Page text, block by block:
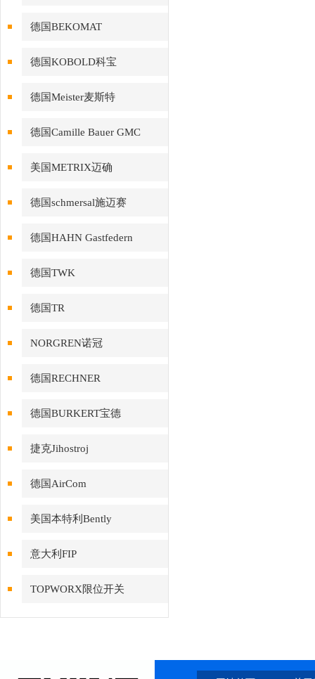
德国BEKOMAT
德国KOBOLD科宝
德国Meister麦斯特
德国Camille Bauer GMC
美国METRIX迈确
德国schmersal施迈赛
德国HAHN Gastfedern
德国TWK
德国TR
NORGREN诺冠
德国RECHNER
德国BURKERT宝德
捷克Jihostroj
德国AirCom
美国本特利Bently
意大利FIP
TOPWORX限位开关